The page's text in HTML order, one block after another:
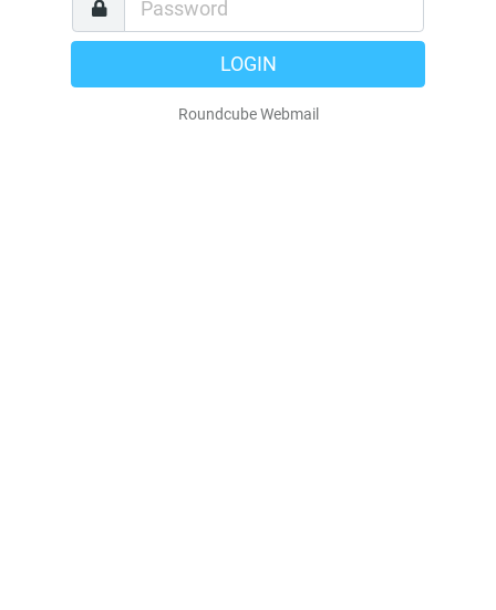
LOGIN
Roundcube Webmail